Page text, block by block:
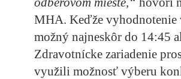
MHA. Keďže vyhodnotenie
možný najneskôr do 14:45
Zdravotnícke zariadenie
využili možnosť výberu